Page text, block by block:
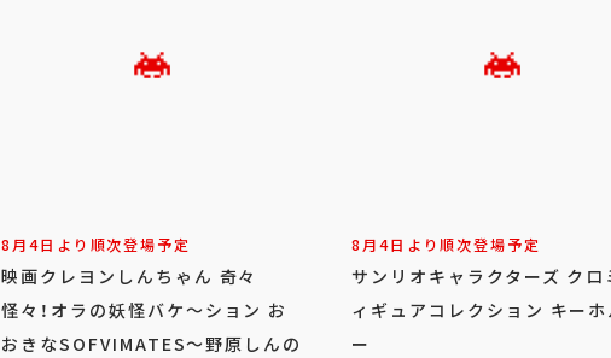
8月4日より順次登場予定
映画クレヨンしんちゃん 奇々
怪々！オラの妖怪バケ～ション お
おきなSOFVIMATES～野原しんの
8月4日より順次登場予定
サンリオキャラクターズ クロ
ィギュアコレクション キー
ー